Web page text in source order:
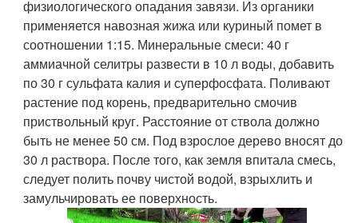
физиологического опадания завязи. Из органики
применяется навозная жижа или куриный помет в
соотношении 1:15. Минеральные смеси: 40 г
аммиачной селитры развести в 10 л воды, добавить
по 30 г сульфата калия и суперфосфата. Поливают
растение под корень, предварительно смочив
приствольный круг. Расстояние от ствола должно
быть не менее 50 см. Под взрослое дерево вносят до
30 л раствора. После того, как земля впитала смесь,
следует полить почву чистой водой, взрыхлить и
замульчировать ее поверхность.